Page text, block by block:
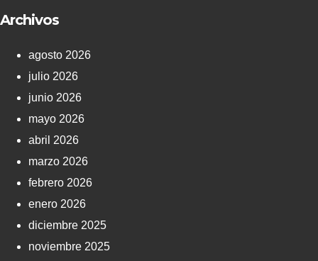
Archivos
agosto 2026
julio 2026
junio 2026
mayo 2026
abril 2026
marzo 2026
febrero 2026
enero 2026
diciembre 2025
noviembre 2025